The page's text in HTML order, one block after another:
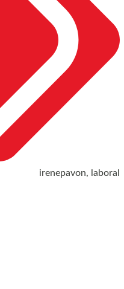
irenepavon, laboral